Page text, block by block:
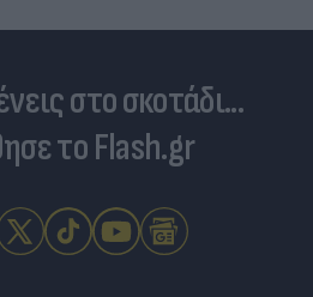
στο σκοτάδι...
το Flash.gr